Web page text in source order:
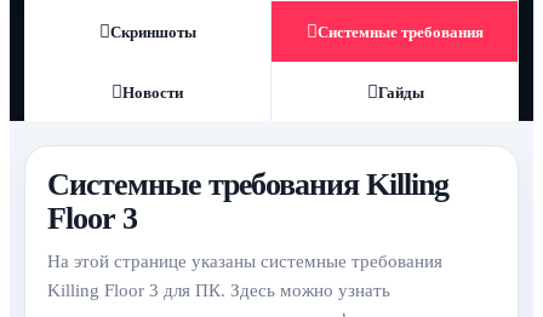
Скриншоты Системные требования
Новости Гайды
Системные требования Killing
Floor 3
На этой странице указаны системные требования
Killing Floor 3 для ПК. Здесь можно узнать